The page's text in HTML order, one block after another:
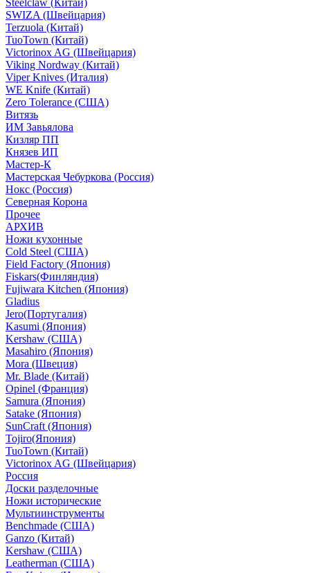
Steelclaw (Китай)
SWIZA (Швейцария)
Terzuola (Китай)
TuoTown (Китай)
Victorinox AG (Швейцария)
Viking Nordway (Китай)
Viper Knives (Италия)
WE Knife (Китай)
Zero Tolerance (США)
Витязь
ИМ Завьялова
Кизляр ПП
Князев ИП
Мастер-К
Мастерская Чебуркова (Россия)
Нокс (Россия)
Северная Корона
Прочее
АРХИВ
Ножи кухонные
Cold Steel (США)
Field Factory (Япония)
Fiskars(Финляндия)
Fujiwara Kitchen (Япония)
Gladius
Jero(Португалия)
Kasumi (Япония)
Kershaw (США)
Masahiro (Япония)
Mora (Швеция)
Mr. Blade (Китай)
Opinel (Франция)
Samura (Япония)
Satake (Япония)
SunCraft (Япония)
Tojiro(Япония)
TuoTown (Китай)
Victorinox AG (Швейцария)
Россия
Доски разделочные
Ножи исторические
Мультиинструменты
Benchmade (США)
Ganzo (Китай)
Kershaw (США)
Leatherman (США)